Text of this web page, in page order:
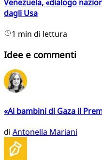
Venezuela, «dialogo
dagli Usa
1 min di lettura
Idee e commenti
«Ai bambini di Gaza il
di Antonella Mariani